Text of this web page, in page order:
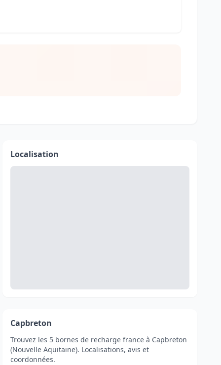
Localisation
Capbreton
Trouvez les 5 bornes de recharge france à Capbreton
(Nouvelle Aquitaine). Localisations, avis et
coordonnées.